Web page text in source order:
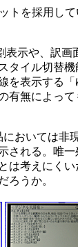
を採用し
示や、訳
イル切替
表示する
無によっ
おいては非
れる。唯
考えにく
ろうか。